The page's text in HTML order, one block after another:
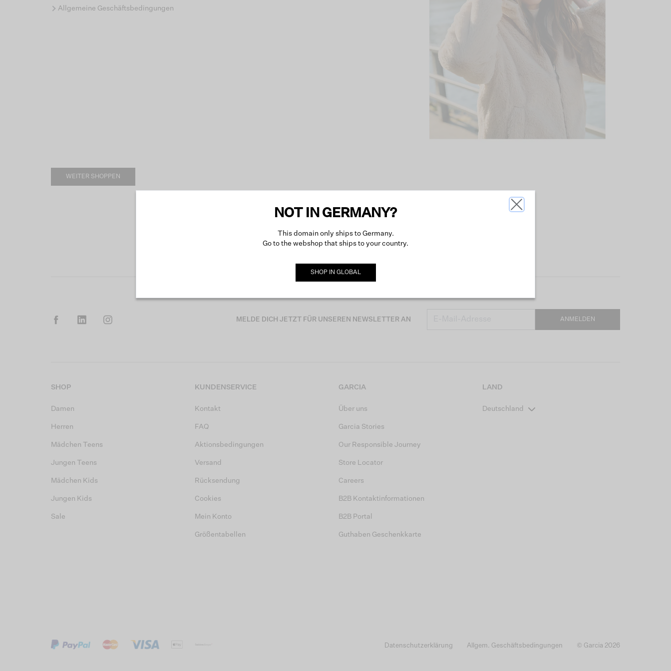
Allgemeine Geschäftsbedingungen
WEITER SHOPPEN
MELDE DICH JETZT FÜR UNSEREN NEWSLETTER AN ANMELDEN
SHOP
Damen
Herren
Mädchen Teens
Jungen Teens
Mädchen Kids
Jungen Kids
Sale
KUNDENSERVICE
Kontakt
FAQ
Aktionsbedingungen
Versand
Rücksendung
Cookies
Mein Konto
Größentabellen
GARCIA
Über uns
Garcia Stories
Our Responsible Journey
Store Locator
Careers
B2B Kontaktinformationen
B2B Portal
Guthaben Geschenkkarte
LAND
Deutschland
Datenschutzerklärung Allgem. Geschäftsbedingungen © Garcia 2026
NOT IN GERMANY?
This domain only ships to Germany.
Go to the webshop that ships to your country.
SHOP IN GLOBAL